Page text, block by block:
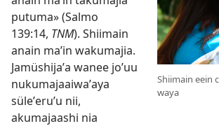
Shiimain eein
waya
putuma» (Salmo
139:14, TNM). Shiimain
anain maʼin wakumajia.
Jamüshijaʼa wanee joʼuu
nukumajaaiwaʼaya
süleʼeruʼu nii,
akumajaashi nia